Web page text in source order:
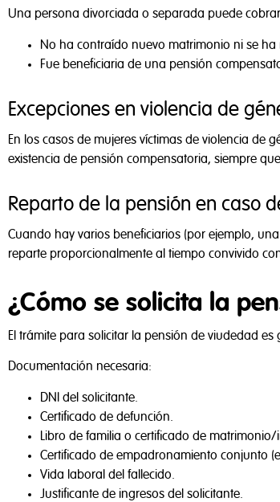
Una persona divorciada o separada puede
No ha contraído nuevo matrimonio ni se
Fue beneficiaria de una pensión
Excepciones en violencia de
En los casos de mujeres víctimas de violencia de
existencia de pensión compensatoria, siempre
Reparto de la pensión en caso
Cuando hay varios beneficiarios (por ejemplo,
reparte proporcionalmente al tiempo convivido
¿Cómo se solicita la
El trámite para solicitar la pensión de viudedad
Documentación necesaria:
DNI del solicitante.
Certificado de defunción.
Libro de familia o certificado de
Certificado de empadronamiento conjunto
Vida laboral del fallecido.
Justificante de ingresos del solicitante.